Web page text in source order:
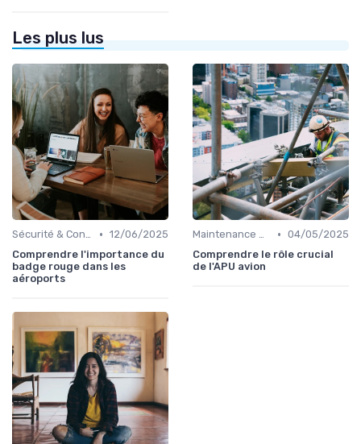
Les plus lus
Sécurité & Conformité • 12/06/2025
Comprendre l'importance du
badge rouge dans les
aéroports
Maintenance & Entretien • 04/05/2025
Comprendre le rôle crucial
de l'APU avion